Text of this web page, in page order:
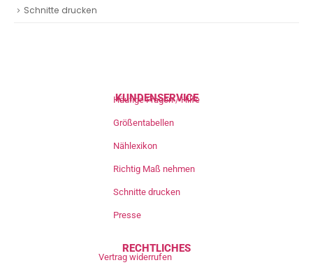
Schnitte drucken
KUNDENSERVICE
Häufige Fragen / Hilfe
Größentabellen
Nählexikon
Richtig Maß nehmen
Schnitte drucken
Presse
RECHTLICHES
Vertrag widerrufen